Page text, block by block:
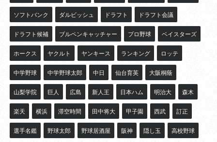
ソフトバンク ダルビッシュ ドラフト ドラフト会議
ドラフト候補 ブルペンキャッチャー プロ野球 ベイスターズ
ホークス ヤクルト ヤンキース ランキング ロッテ
中学野球 中学野球太郎 中日 仙台育英 大阪桐蔭
山梨学院 巨人 広島 新人王 日本ハム 明治大 森木
楽天 横浜 滞空時間 田中将大 甲子園 西武 訂正
選手名鑑 野球太郎 野球居酒屋 阪神 隠し玉 高校野球